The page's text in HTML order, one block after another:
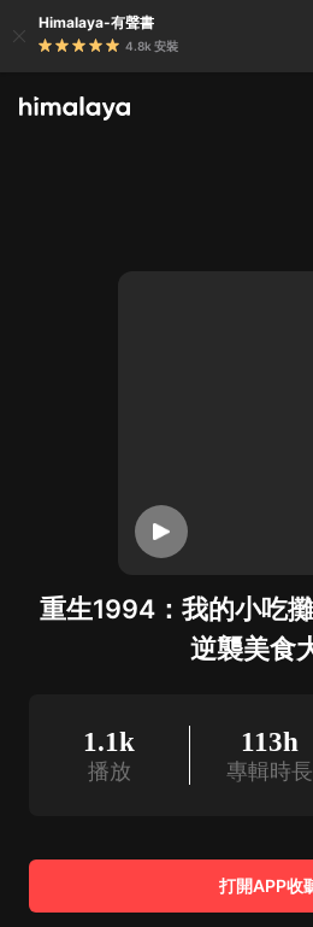
Himalaya-有聲書
4.8k 安裝
重生1994：我的小吃
逆襲美食
1.1k
播放
113h
專輯時長
打開APP收